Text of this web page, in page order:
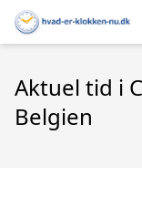
Aktuel tid i
Belgien